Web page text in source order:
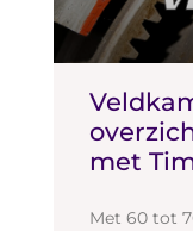
met
Met 60 tot